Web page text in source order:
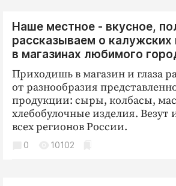
Новости компаний
Статьи
Авто и транспорт
Благоустройство
Криминал
Культура
Наше местное - вкусное,
рассказываем о калужских
в магазинах любимого
Приходишь в магазин и глаза
от разнообразия
продукции: сыры, колбасы,
хлебобулочные изделия. Везут
всех регионов России.
0 10102